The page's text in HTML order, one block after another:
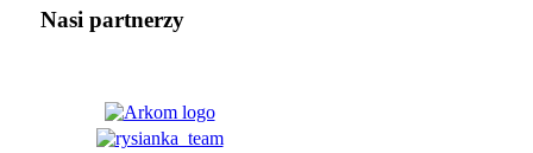
Nasi partnerzy